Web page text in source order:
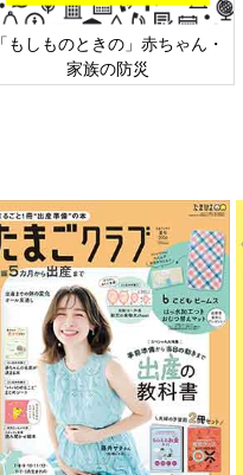
「もしものときの」赤ちゃん・
家族の防災